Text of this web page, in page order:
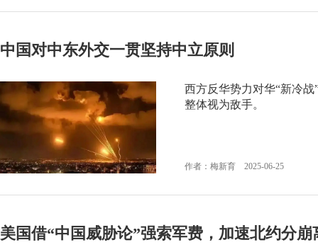
中国对中东外交一贯坚持中立原则
西方反华势力对华“新冷
整体视为敌手。
作者：梅新育 2025-06-25
美国借“中国威胁论”强索军费，加速北约分崩